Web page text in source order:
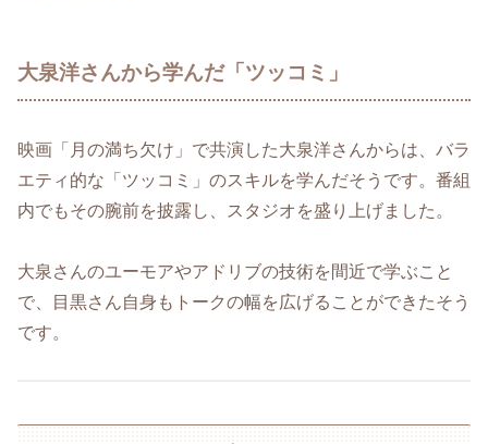
大泉洋さんから学んだ「ツッコミ」
映画「月の満ち欠け」で共演した大泉洋さんからは、バラ
エティ的な「ツッコミ」のスキルを学んだそうです。番組
内でもその腕前を披露し、スタジオを盛り上げました。
大泉さんのユーモアやアドリブの技術を間近で学ぶこと
で、目黒さん自身もトークの幅を広げることができたそう
です。